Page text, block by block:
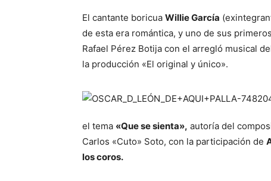
El cantante boricua Willie García
de esta era romántica, y uno de sus
Rafael Pérez Botija con el arregló musical
la producción «El original y único».
el tema «Que se sienta», autoría del
Carlos «Cuto» Soto, con la participación de
los coros.